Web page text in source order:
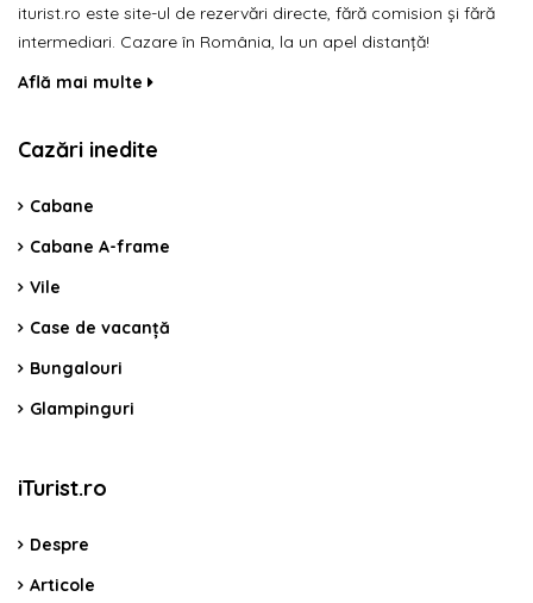
iturist.ro este site-ul de rezervări directe, fără comision și fără
intermediari. Cazare în România, la un apel distanță!
Află mai multe
Cazări inedite
Cabane
Cabane A-frame
Vile
Case de vacanță
Bungalouri
Glampinguri
iTurist.ro
Despre
Articole